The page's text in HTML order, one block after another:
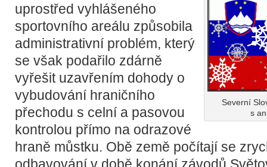
Severní
s
uprostřed vyhlášeného
sportovního areálu způsobila
administrativní problém, který
se však podařilo zdárně
vyřešit uzavřením dohody o
vybudování hraničního
přechodu s celní a pasovou
kontrolou přímo na odrazové
hraně můstku. Obě země počítají se